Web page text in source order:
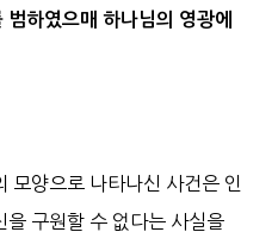
범하였으매 하나님의 영광에
모양으로 나타나신 사건은 인
을 구원할 수 없다는 사실을